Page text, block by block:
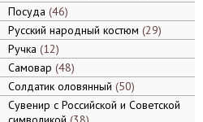
Посуда 46
Русский народный костюм 29
Ручка 12
Самовар 48
Солдатик оловянный 50
Сувенир с Российской и Советской